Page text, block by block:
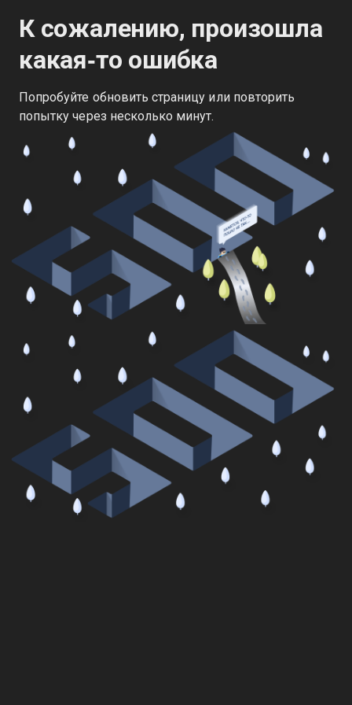
К сожалению, произошла
какая‑то ошибка
Попробуйте обновить страницу или повторить
попытку через несколько минут.